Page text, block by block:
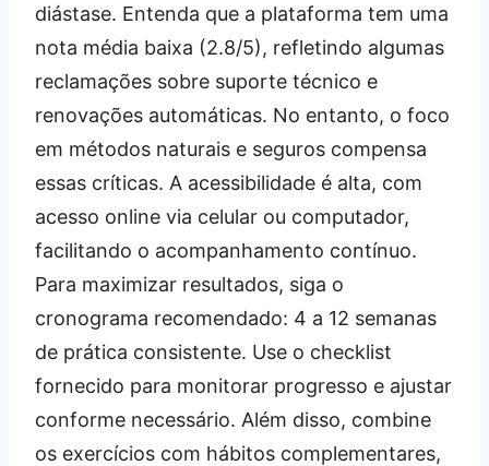
diástase. Entenda que a plataforma tem uma
nota média baixa (2.8/5), refletindo algumas
reclamações sobre suporte técnico e
renovações automáticas. No entanto, o foco
em métodos naturais e seguros compensa
essas críticas. A acessibilidade é alta, com
acesso online via celular ou computador,
facilitando o acompanhamento contínuo.
Para maximizar resultados, siga o
cronograma recomendado: 4 a 12 semanas
de prática consistente. Use o checklist
fornecido para monitorar progresso e ajustar
conforme necessário. Além disso, combine
os exercícios com hábitos complementares,